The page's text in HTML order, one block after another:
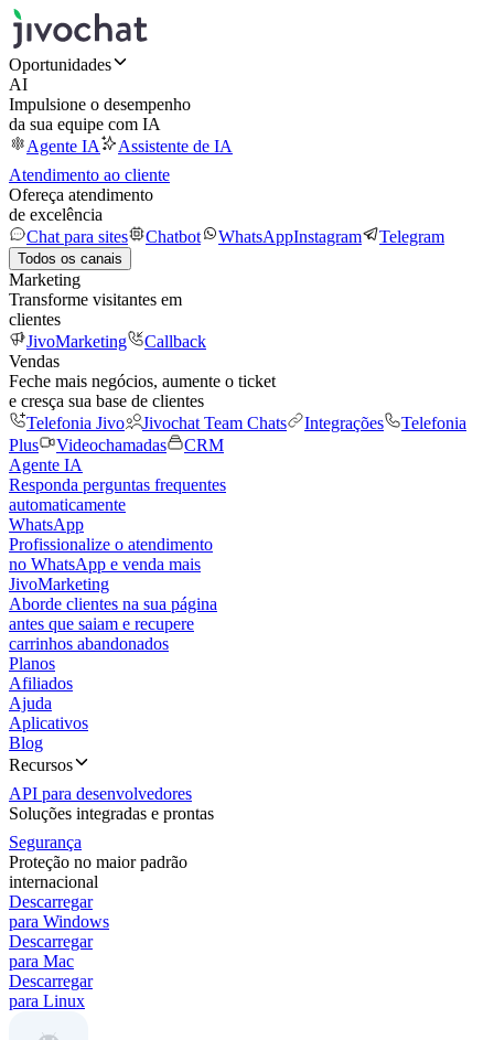
Oportunidades
AI
Impulsione o desempenho
da sua equipe com IA
Agente IA
Assistente de IA
Atendimento ao cliente
Ofereça atendimento
de excelência
Chat para sites
Chatbot WhatsAppInstagram Telegram
Todos os canais
Marketing
Transforme visitantes em
clientes
JivoMarketing
Callback
Vendas
Feche mais negócios, aumente o ticket
e cresça sua base de clientes
Telefonia Jivo
Jivochat Team Chats Integrações
Telefonia
Plus
Videochamadas
CRM
Agente IA
Responda perguntas frequentes
automaticamente
WhatsApp
Profissionalize o atendimento
no WhatsApp e venda mais
JivoMarketing
Aborde clientes na sua página
antes que saiam e recupere
carrinhos abandonados
Planos
Afiliados
Ajuda
Aplicativos
Blog
Recursos
API para desenvolvedores
Soluções integradas e prontas
Segurança
Proteção no maior padrão
internacional
Descarregar
para Windows
Descarregar
para Mac
Descarregar
para Linux